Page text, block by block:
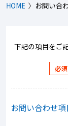
HOME お問い合
下記の項目をご
お問い合わせ項